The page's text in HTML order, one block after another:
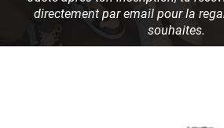
directement par email pour la
souhaites.